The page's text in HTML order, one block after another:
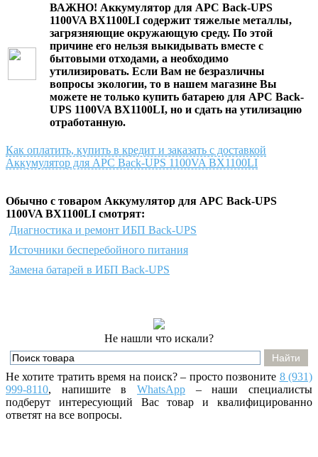
ВАЖНО! Аккумулятор для APC Back-UPS
1100VA BX1100LI содержит тяжелые металлы,
загрязняющие окружающую среду. По этой
причине его нельзя выкидывать вместе с
бытовыми отходами, а необходимо
утилизировать. Если Вам не безразличны
вопросы экологии, то в нашем магазине Вы
можете не только купить батарею для APC Back-
UPS 1100VA BX1100LI, но и сдать на утилизацию
отработанную.
Как оплатить, купить в кредит и заказать с доставкой
Аккумулятор для APC Back-UPS 1100VA BX1100LI
Обычно с товаром Аккумулятор для APC Back-UPS
1100VA BX1100LI смотрят:
Диагностика и ремонт ИБП Back-UPS
Источники бесперебойного питания
Замена батарей в ИБП Back-UPS
Не нашли что искали?
Не хотите тратить время на поиск? – просто позвоните 8 (931)
999-8110, напишитевWhatsApp – наши специалисты
подберут интересующий Вас товар и квалифицированно
ответят на все вопросы.